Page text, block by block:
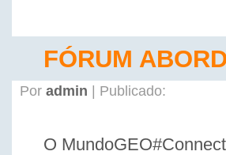
FÓRUM
Por admin | Publicado:
O